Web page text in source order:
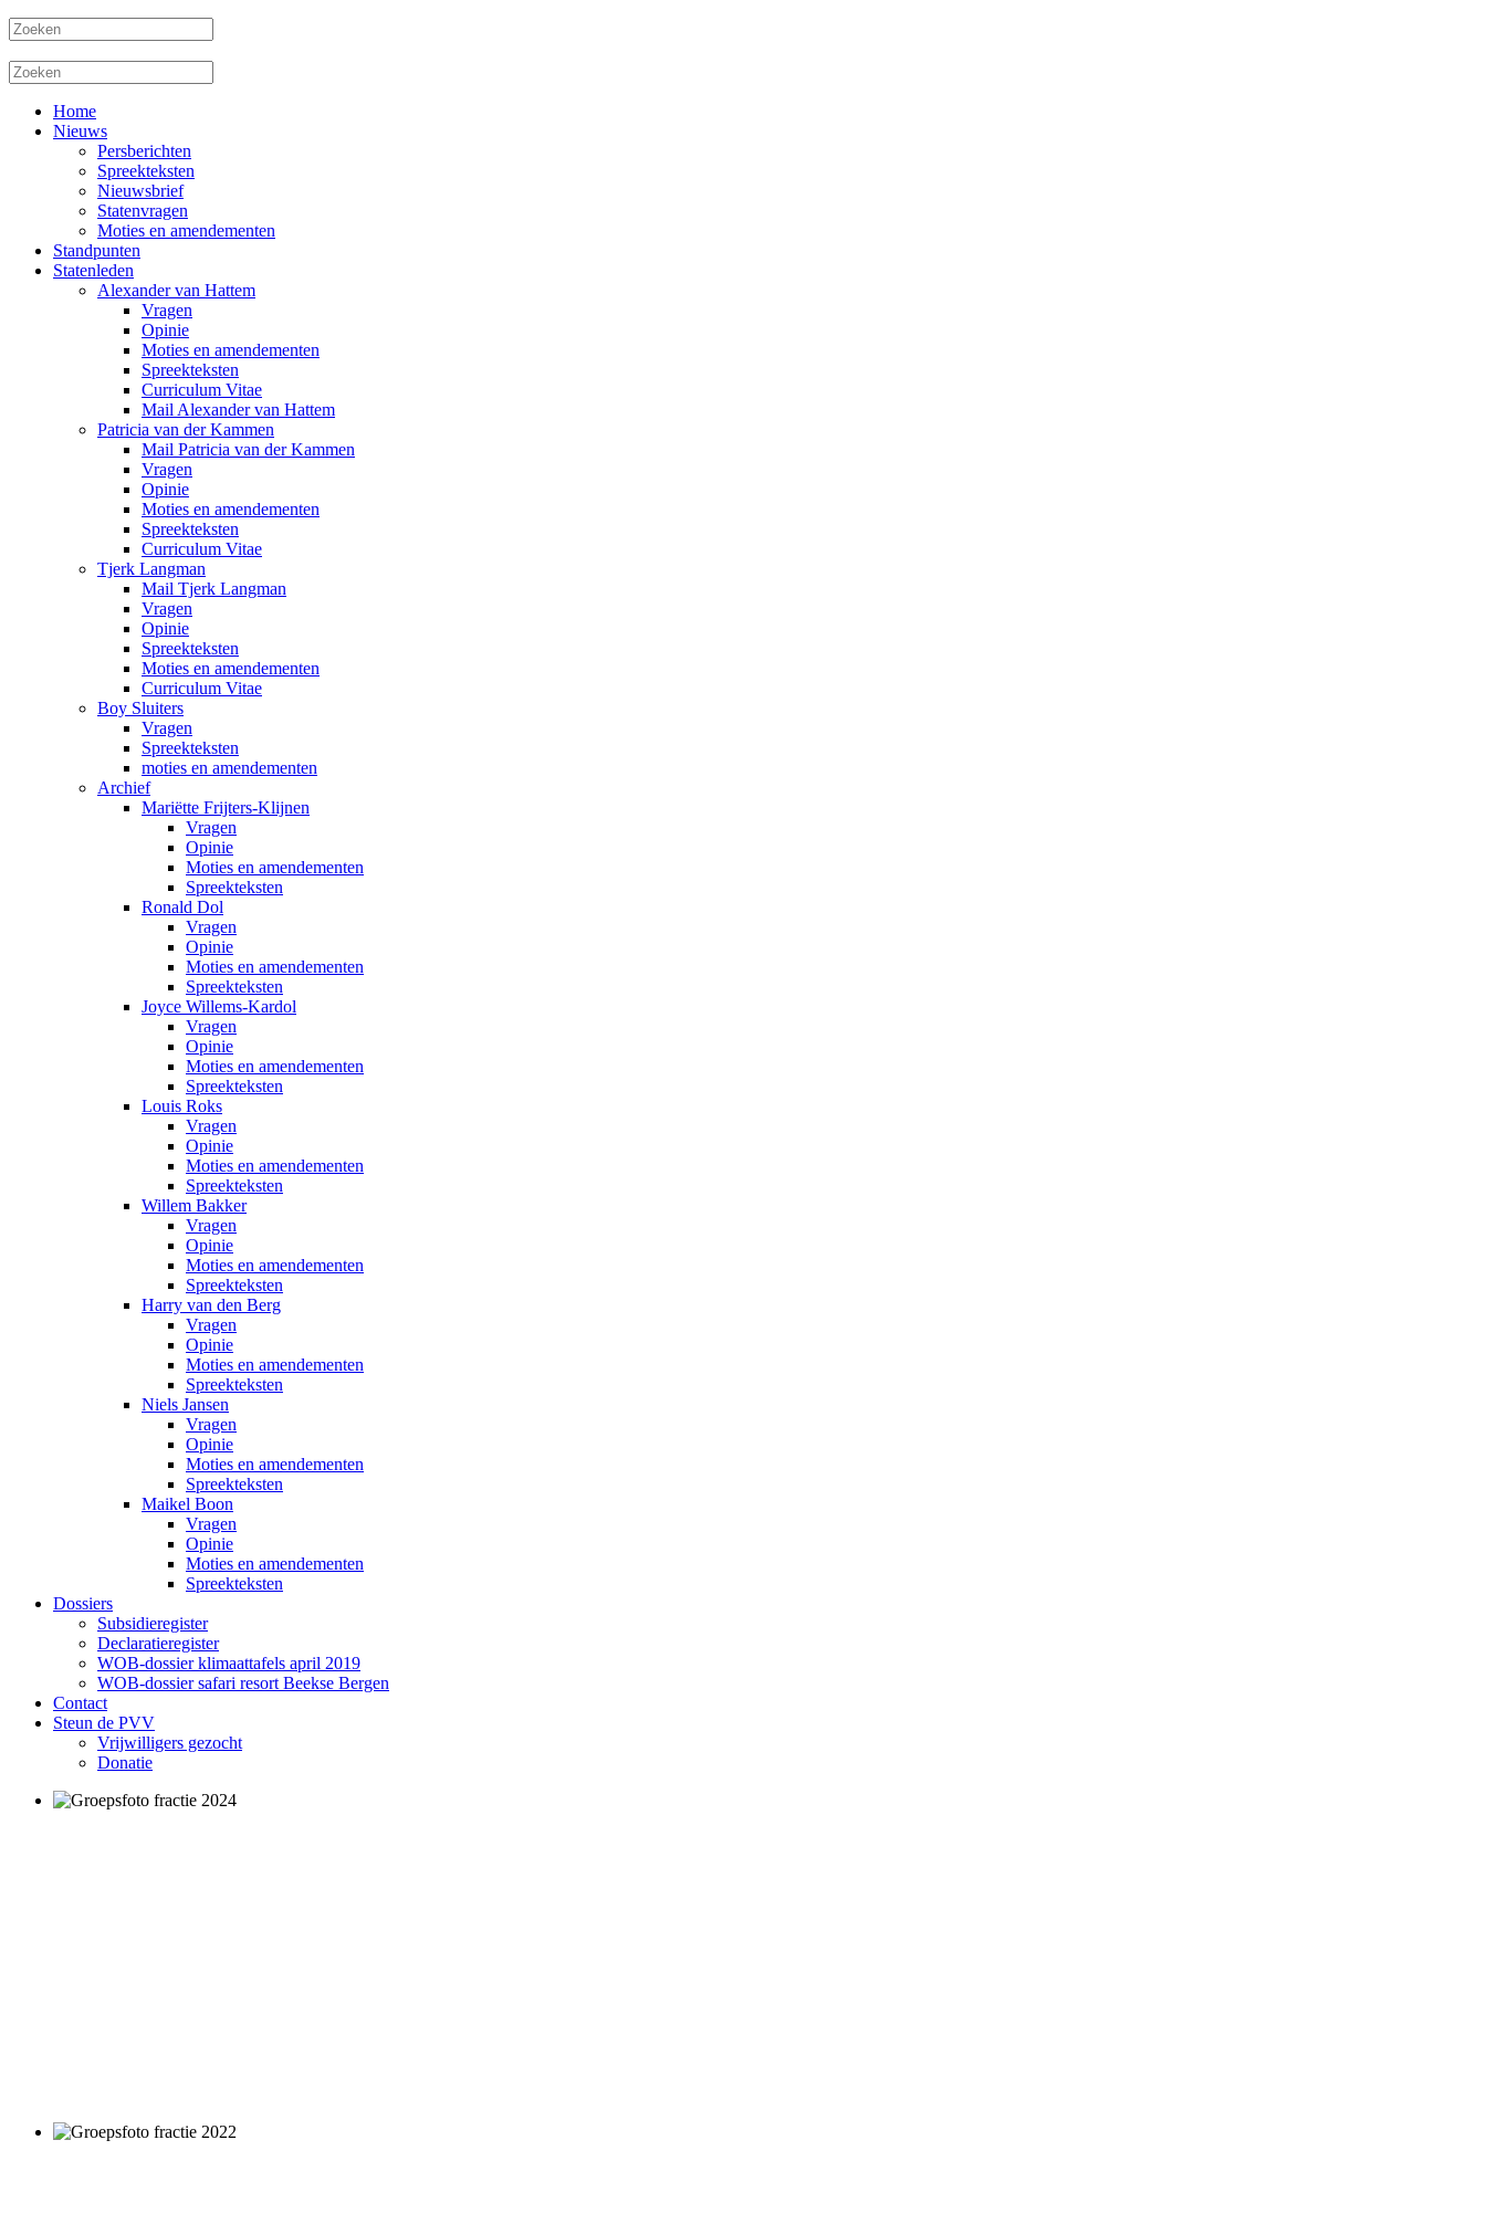
Home
Nieuws
Persberichten
Spreekteksten
Nieuwsbrief
Statenvragen
Moties en amendementen
Standpunten
Statenleden
Alexander van Hattem
Vragen
Opinie
Moties en amendementen
Spreekteksten
Curriculum Vitae
Mail Alexander van Hattem
Patricia van der Kammen
Mail Patricia van der Kammen
Vragen
Opinie
Moties en amendementen
Spreekteksten
Curriculum Vitae
Tjerk Langman
Mail Tjerk Langman
Vragen
Opinie
Spreekteksten
Moties en amendementen
Curriculum Vitae
Boy Sluiters
Vragen
Spreekteksten
moties en amendementen
Archief
Mariëtte Frijters-Klijnen
Vragen
Opinie
Moties en amendementen
Spreekteksten
Ronald Dol
Vragen
Opinie
Moties en amendementen
Spreekteksten
Joyce Willems-Kardol
Vragen
Opinie
Moties en amendementen
Spreekteksten
Louis Roks
Vragen
Opinie
Moties en amendementen
Spreekteksten
Willem Bakker
Vragen
Opinie
Moties en amendementen
Spreekteksten
Harry van den Berg
Vragen
Opinie
Moties en amendementen
Spreekteksten
Niels Jansen
Vragen
Opinie
Moties en amendementen
Spreekteksten
Maikel Boon
Vragen
Opinie
Moties en amendementen
Spreekteksten
Dossiers
Subsidieregister
Declaratieregister
WOB-dossier klimaattafels april 2019
WOB-dossier safari resort Beekse Bergen
Contact
Steun de PVV
Vrijwilligers gezocht
Donatie